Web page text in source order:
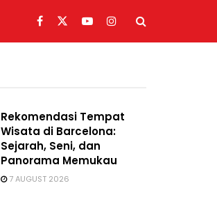
Rekomendasi Tempat
Wisata di Barcelona:
Sejarah, Seni, dan
Panorama Memukau
7 AUGUST 2026